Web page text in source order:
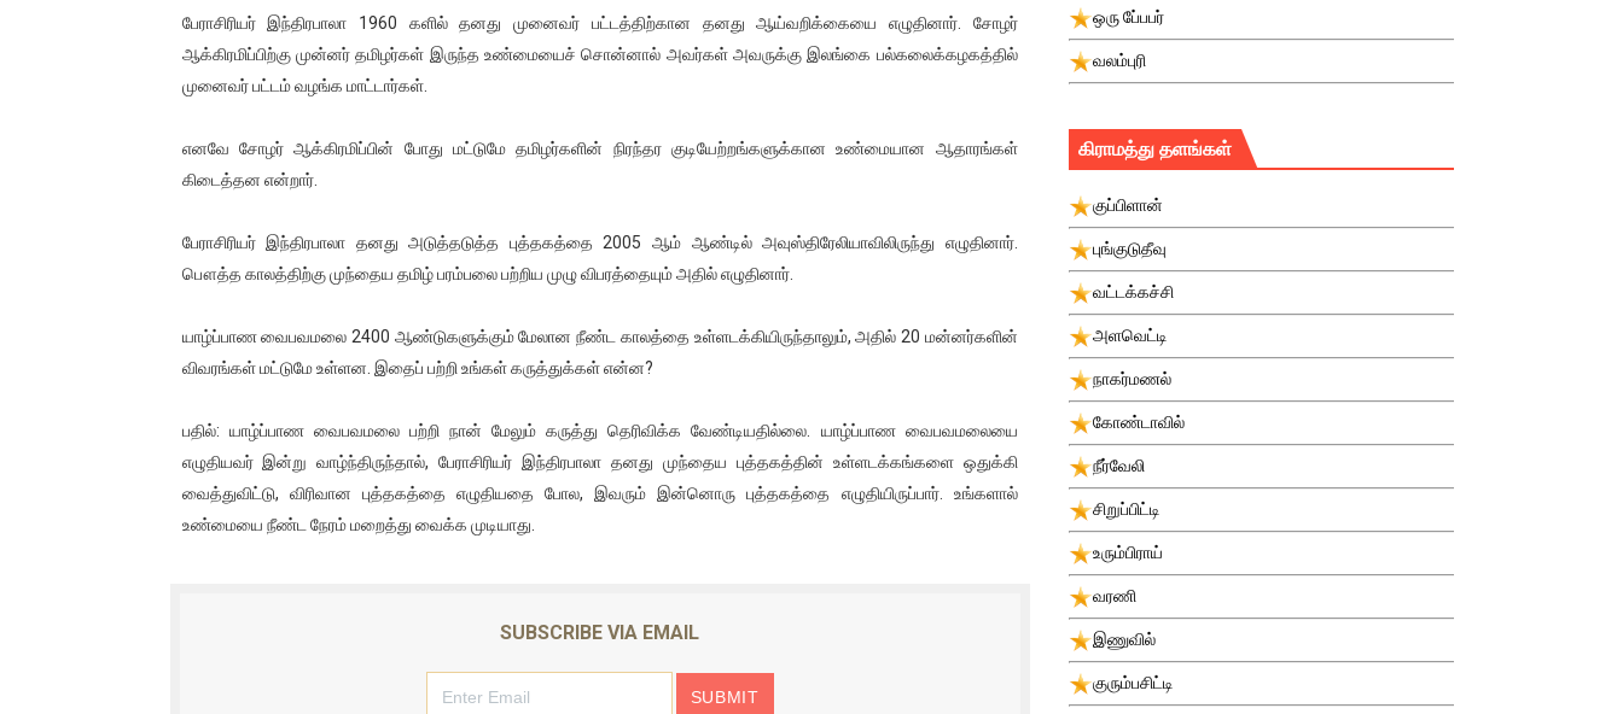
பேராசிரியர் இந்திரபாலா 1960 களில் தனது முனைவர் பட்டத்திற்கான தனது ஆய்வறிக்கையை எழுதினார். சோழர்
ஆக்கிரமிப்பிற்கு முன்னர் தமிழர்கள் இருந்த உண்மையைச் சொன்னால் அவர்கள் அவருக்கு இலங்கை பல்கலைக்கழகத்தில்
முனைவர் பட்டம் வழங்க மாட்டார்கள்.
எனவே சோழர் ஆக்கிரமிப்பின் போது மட்டுமே தமிழர்களின் நிரந்தர குடியேற்றங்களுக்கான உண்மையான ஆதாரங்கள்
கிடைத்தன என்றார்.
பேராசிரியர் இந்திரபாலா தனது அடுத்தடுத்த புத்தகத்தை 2005 ஆம் ஆண்டில் அவுஸ்திரேலியாவிலிருந்து எழுதினார்.
பௌத்த காலத்திற்கு முந்தைய தமிழ் பரம்பலை பற்றிய முழு விபரத்தையும் அதில் எழுதினார்.
யாழ்ப்பாண வைபவமலை 2400 ஆண்டுகளுக்கும் மேலான நீண்ட காலத்தை உள்ளடக்கியிருந்தாலும், அதில் 20 மன்னர்களின்
விவரங்கள் மட்டுமே உள்ளன. இதைப் பற்றி உங்கள் கருத்துக்கள் என்ன?
பதில்: யாழ்ப்பாண வைபவமலை பற்றி நான் மேலும் கருத்து தெரிவிக்க வேண்டியதில்லை. யாழ்ப்பாண வைபவமலையை
எழுதியவர் இன்று வாழ்ந்திருந்தால், பேராசிரியர் இந்திரபாலா தனது முந்தைய புத்தகத்தின் உள்ளடக்கங்களை ஒதுக்கி
வைத்துவிட்டு, விரிவான புத்தகத்தை எழுதியதை போல, இவரும் இன்னொரு புத்தகத்தை எழுதியிருப்பார். உங்களால்
உண்மையை நீண்ட நேரம் மறைத்து வைக்க முடியாது.
SUBSCRIBE VIA EMAIL
ஒரு பே்பபர்
வலம்புரி
கிராமத்து தளங்கள்
குப்பிளான்
புங்குடுதீவு
வட்டக்கச்சி
அளவெட்டி
நாகர்மணல்
கோண்டாவில்
நீர்வேலி
சிறுப்பிட்டி
உரும்பிராய்
வரணி
இணுவில்
குரும்பசிட்டி